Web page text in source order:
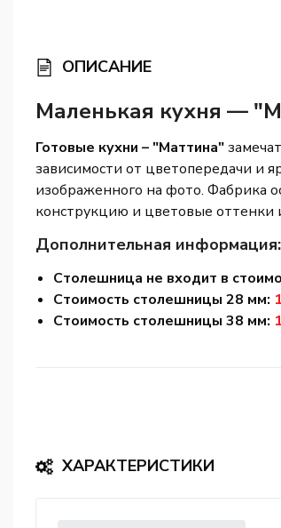
ОПИСАНИЕ
Маленькая кухня —
Готовые кухни – "Маттина"
зависимости от цветопередачи и
изображенного на фото. Фабрика
конструкцию и цветовые оттенки
Дополнительная информация:
Столешница не входит в
Стоимость столешницы 28 мм:
Стоимость столешницы 38 мм:
ХАРАКТЕРИСТИКИ